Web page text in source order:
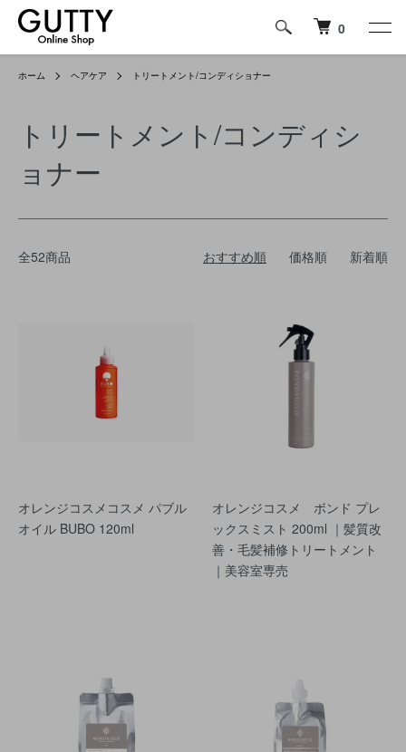
0
ホーム ヘアケア トリートメント/コンディショナー
トリートメント/コンディシ
ョナー
全52商品 おすすめ順 価格順 新着順
オレンジコスメコスメ パブル
オイル BUBO 120ml
オレンジコスメ ボンド プレ
ックスミスト 200ml ｜髪質改
善・毛髪補修トリートメント
｜美容室専売